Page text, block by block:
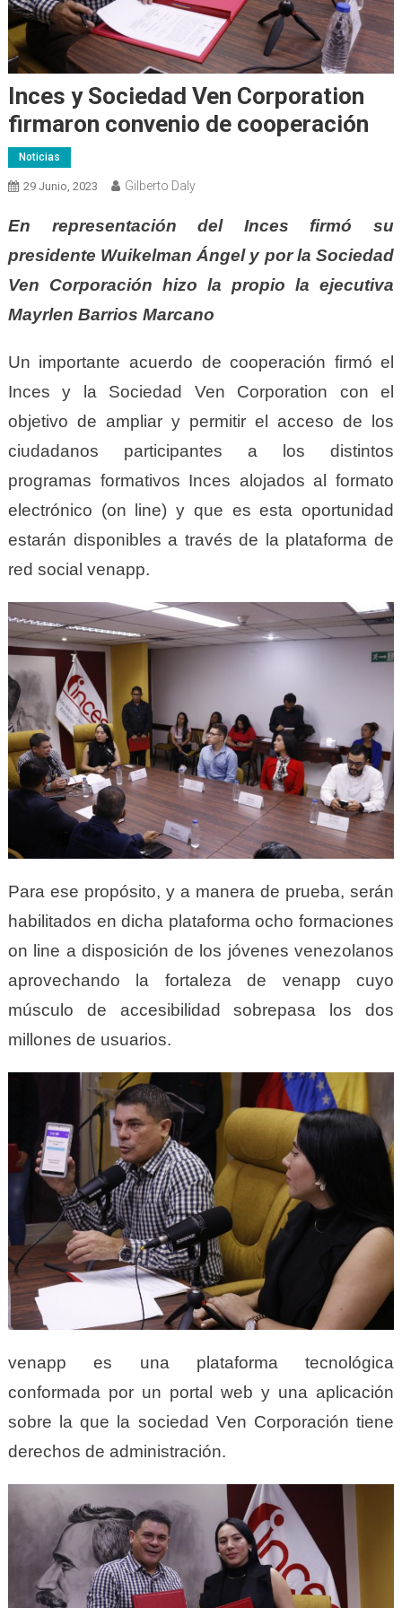
Inces y Sociedad Ven Corporation
firmaron convenio de cooperación
Noticias
29 Junio, 2023 Gilberto Daly
En representación del Inces firmó su
presidente Wuikelman Ángel y por la Sociedad
Ven Corporación hizo la propio la ejecutiva
Mayrlen Barrios Marcano
Un importante acuerdo de cooperación firmó el
Inces y la Sociedad Ven Corporation con el
objetivo de ampliar y permitir el acceso de los
ciudadanos participantes a los distintos
programas formativos Inces alojados al formato
electrónico (on line) y que es esta oportunidad
estarán disponibles a través de la plataforma de
red social venapp.
Para ese propósito, y a manera de prueba, serán
habilitados en dicha plataforma ocho formaciones
on line a disposición de los jóvenes venezolanos
aprovechando la fortaleza de venapp cuyo
músculo de accesibilidad sobrepasa los dos
millones de usuarios.
venapp es una plataforma tecnológica
conformada por un portal web y una aplicación
sobre la que la sociedad Ven Corporación tiene
derechos de administración.